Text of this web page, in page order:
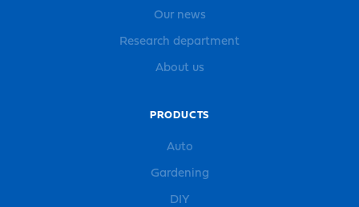
Our news
Research department
About us
PRODUCTS
Auto
Gardening
DIY